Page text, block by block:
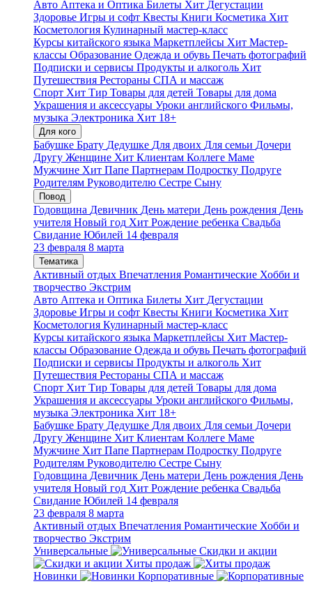
Авто Аптека и Оптика Билеты Хит Дегустации
Здоровье Игры и софт Квесты Книги Косметика Хит
Косметология Кулинарный мастер-класс
Курсы китайского языка Маркетплейсы Хит Мастер-
классы Образование Одежда и обувь Печать фотографий
Подписки и сервисы Продукты и алкоголь Хит
Путешествия Рестораны СПА и массаж
Спорт Хит Тир Товары для детей Товары для дома
Украшения и аксессуары Уроки английского Фильмы,
музыка Электроника Хит 18+
Для кого
Бабушке Брату Дедушке Для двоих Для семьи Дочери
Другу Женщине Хит Клиентам Коллеге Маме
Мужчине Хит Папе Партнерам Подростку Подруге
Родителям Руководителю Сестре Сыну
Повод
Годовщина Девичник День матери День рождения День
учителя Новый год Хит Рождение ребенка Свадьба
Свидание Юбилей 14 февраля
23 февраля 8 марта
Тематика
Активный отдых Впечатления Романтические Хобби и
творчество Экстрим
Авто Аптека и Оптика Билеты Хит Дегустации
Здоровье Игры и софт Квесты Книги Косметика Хит
Косметология Кулинарный мастер-класс
Курсы китайского языка Маркетплейсы Хит Мастер-
классы Образование Одежда и обувь Печать фотографий
Подписки и сервисы Продукты и алкоголь Хит
Путешествия Рестораны СПА и массаж
Спорт Хит Тир Товары для детей Товары для дома
Украшения и аксессуары Уроки английского Фильмы,
музыка Электроника Хит 18+
Бабушке Брату Дедушке Для двоих Для семьи Дочери
Другу Женщине Хит Клиентам Коллеге Маме
Мужчине Хит Папе Партнерам Подростку Подруге
Родителям Руководителю Сестре Сыну
Годовщина Девичник День матери День рождения День
учителя Новый год Хит Рождение ребенка Свадьба
Свидание Юбилей 14 февраля
23 февраля 8 марта
Активный отдых Впечатления Романтические Хобби и
творчество Экстрим
Универсальные
Скидки и акции
Хиты продаж
Новинки
Корпоративные